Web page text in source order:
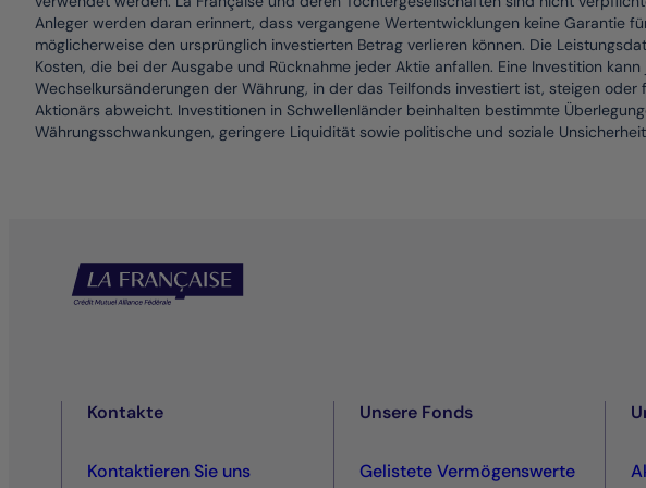
Anleger werden daran erinnert, dass vergangene Wertentwicklungen keine Garantie
möglicherweise den ursprünglich investierten Betrag verlieren können. Die
Kosten, die bei der Ausgabe und Rücknahme jeder Aktie anfallen. Eine Investition
Wechselkursänderungen der Währung, in der das Teilfonds investiert ist, steigen
Aktionärs abweicht. Investitionen in Schwellenländer beinhalten bestimmte
Währungsschwankungen, geringere Liquidität sowie politische und soziale
Kontakte
Kontaktieren Sie uns
Unsere Fonds
Gelistete Vermögenswerte